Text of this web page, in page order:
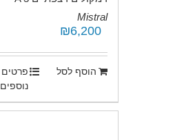
Mistral
₪6,200
הוסף לסל
פרטים
נוספים